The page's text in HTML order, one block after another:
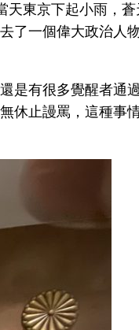
天東京下起小雨，
了一個偉大政治人
是有很多覺醒者通
休止謾罵，這種事